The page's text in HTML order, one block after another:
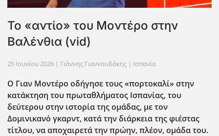
Το «αντίο» του Μοντέρο στην
Βαλένθια (vid)
25 Ιουνίου 2026 | Γιάννης Γιαννουδάκης | Ισπανία
Ο Γιαν Μοντέρο οδήγησε τους «πορτοκαλί» στην
κατάκτηση του πρωταθλήματος Ισπανίας, του
δεύτερου στην ιστορία της ομάδας, με τον
Δομινικανό γκαρντ, κατά την διάρκεια της φιέστας
τίτλου, να αποχαιρετά την πρώην, πλέον, ομάδα του.